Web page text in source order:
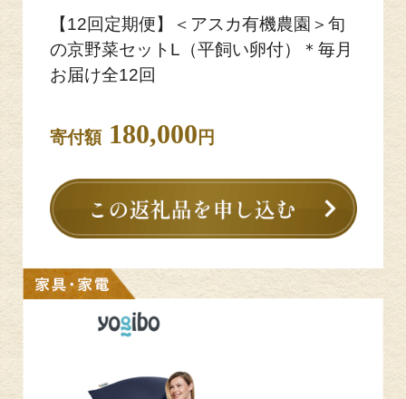
【12回定期便】＜アスカ有機農園＞旬
の京野菜セットL（平飼い卵付）＊毎月
お届け全12回
寄付額180,000 円